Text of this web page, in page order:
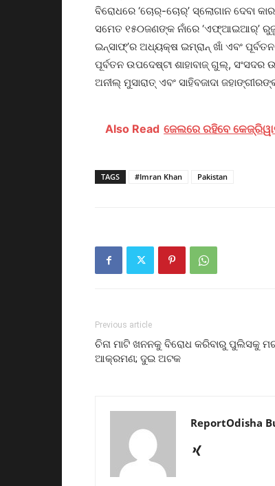
ବିରୋଧରେ ‘ଚୋର୍‌-ଚୋର୍‌’ ସ୍ଲୋଗାନ
ସମେତ ୧୫୦ଜଣଙ୍କ ନାଁରେ ‘ଏଫ୍‌ଆଇଆର୍‌’ ରୁଜୁ
ଇନ୍‌ସାଫ୍‌’ର ଅଧ୍ୟକ୍ଷ ଇମ୍ରାନ୍‌ ଖାଁ ଏବଂ
ପୂର୍ବତନ ଉପଦେଷ୍ଟା ଶାହାବାଜ୍‌ ଗୁଲ୍‌,
ଅନୀଲ୍‌ ମୁସାରାତ୍‌ ଏବଂ ସାହିବଜାଦା
Also Read ଜେଲରେ ରହିବେ
TAGS #Imran Khan Pakistan
Previous article
ଚିନା ମାଟି ଖନନକୁ ବିରୋଧ କରିବାରୁ ପୁଲିସକୁ
ଆକ୍ରମଣ; ଦୁଇ ଅଟକ
ReportOdisha